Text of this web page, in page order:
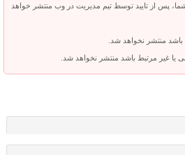
پس از تایید توسط تیم مدیریت در وب منتشر خواهد
باشد منتشر نخواهد شد.
یا غیر مرتبط باشد منتشر نخواهد شد.